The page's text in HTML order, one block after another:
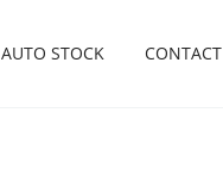
AUTO STOCK CONTACT